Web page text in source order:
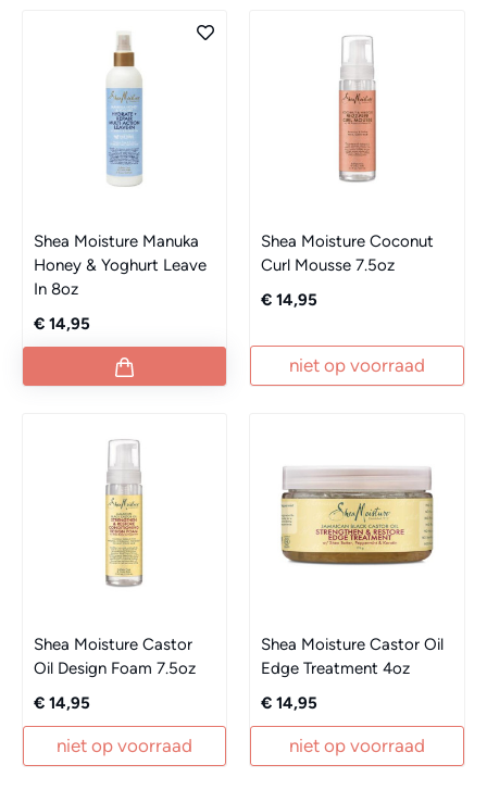
Shea Moisture Manuka
Honey & Yoghurt Leave
In 8oz
€ 14,95
Shea Moisture Coconut
Curl Mousse 7.5oz
€ 14,95
niet op voorraad
Shea Moisture Castor
Oil Design Foam 7.5oz
€ 14,95
niet op voorraad
Shea Moisture Castor Oil
Edge Treatment 4oz
€ 14,95
niet op voorraad